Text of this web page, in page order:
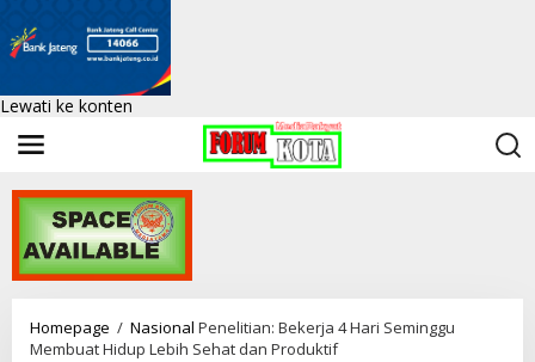
Lewati ke konten
Homepage / Nasional Penelitian: Bekerja 4 Hari Seminggu
Membuat Hidup Lebih Sehat dan Produktif